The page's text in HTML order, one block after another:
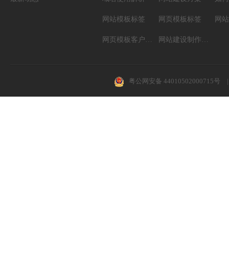
网站模板标签 网页模板标签
网页模板客户案例 网站建设制作知识
粤公网安备 44010502000715号 |